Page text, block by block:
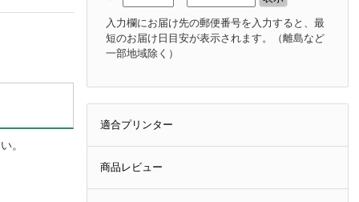
入力欄にお届け先の郵便番号を入力すると、最
短のお届け日目安が表示されます。
（離島など
一部地域除く）
適合プリンター
商品レビュー
。